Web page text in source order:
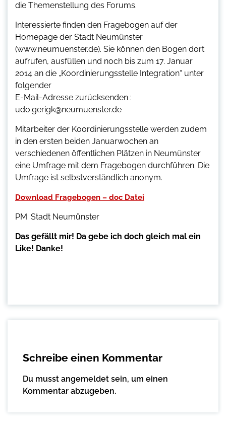
die Themenstellung des Forums.
Interessierte finden den Fragebogen auf der
Homepage der Stadt Neumünster
(www.neumuenster.de). Sie können den Bogen dort
aufrufen, ausfüllen und noch bis zum 17. Januar
2014 an die „Koordinierungsstelle Integration“ unter
folgender
E-Mail-Adresse zurücksenden :
udo.gerigk@neumuenster.de
Mitarbeiter der Koordinierungsstelle werden zudem
in den ersten beiden Januarwochen an
verschiedenen öffentlichen Plätzen in Neumünster
eine Umfrage mit dem Fragebogen durchführen. Die
Umfrage ist selbstverständlich anonym.
Download Fragebogen – doc Datei
PM: Stadt Neumünster
Das gefällt mir! Da gebe ich doch gleich mal ein
Like! Danke!
Schreibe einen Kommentar
Du musst angemeldet sein, um einen
Kommentar abzugeben.